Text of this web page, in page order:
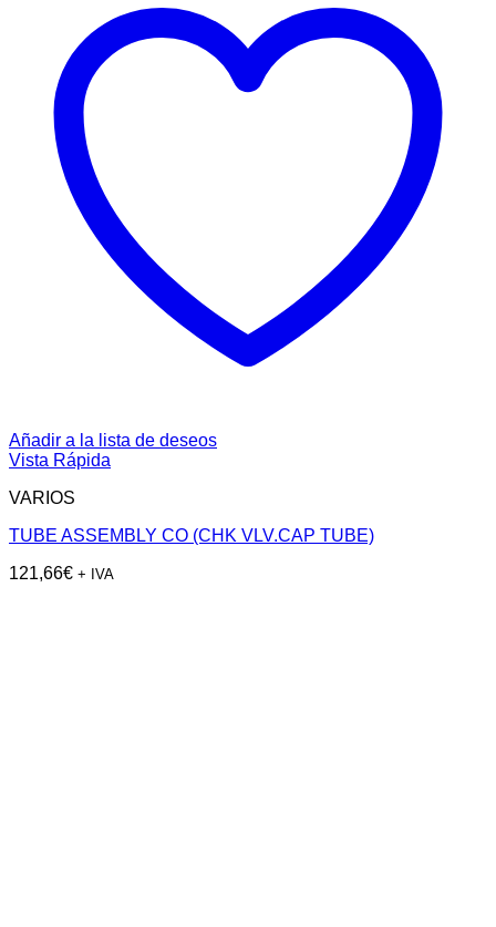
Añadir a la lista de deseos
Vista Rápida
VARIOS
TUBE ASSEMBLY CO (CHK VLV.CAP TUBE)
121,66€ + IVA